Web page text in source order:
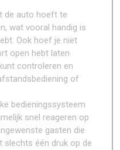
de auto hoeft te
wat vooral handig is
Ook hoef je niet
open hebt laten
controleren en
of
bedieningssysteem
snel reageren op
gasten die
slechts één druk op de